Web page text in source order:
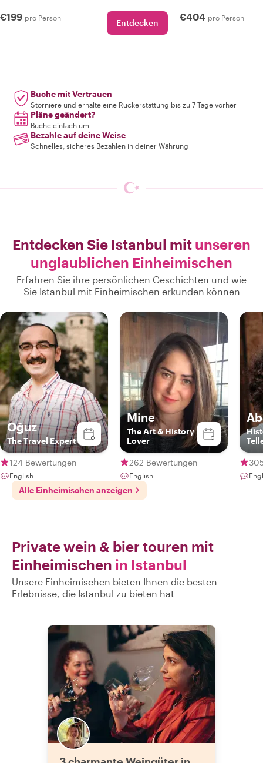
€199 pro Person Entdecken
€404 pro Person
Buche mit Vertrauen
Storniere und erhalte eine Rückerstattung bis zu 7 Tage vorher
Pläne geändert?
Buche einfach um
Bezahle auf deine Weise
Schnelles, sicheres Bezahlen in deiner Währung
Entdecken Sie Istanbul mit unseren
unglaublichen Einheimischen
Erfahren Sie ihre persönlichen Geschichten und wie
Sie Istanbul mit Einheimischen erkunden können
Oğuz
The Travel Expert
124 Bewertungen
English
Mine
The Art & History
Lover
262 Bewertungen
English
Alle Einheimischen anzeigen
Private wein & bier touren mit
Einheimischen in Istanbul
Unsere Einheimischen bieten Ihnen die besten
Erlebnisse, die Istanbul zu bieten hat